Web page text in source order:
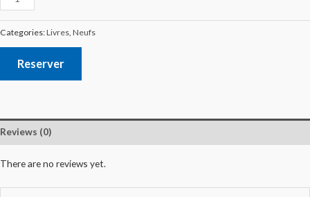
Categories:Livres, Neufs
Reserver
Reviews (0)
There are no reviews yet.